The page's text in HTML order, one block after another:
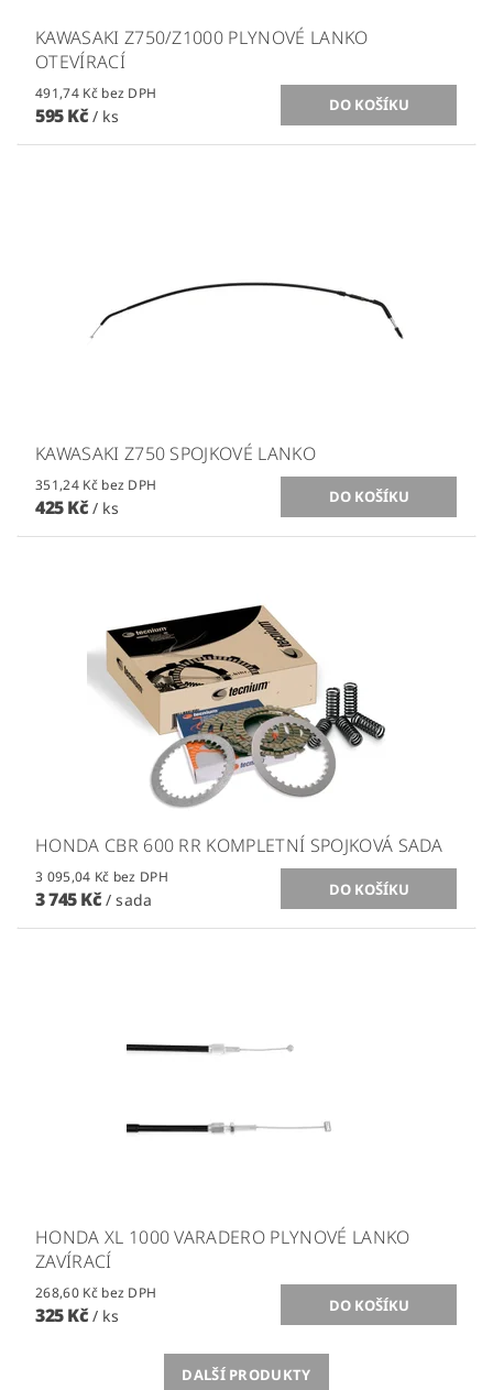
KAWASAKI Z750/Z1000 PLYNOVÉ LANKO
OTEVÍRACÍ
491,74 Kč bez DPH
595 Kč / ks
KAWASAKI Z750 SPOJKOVÉ LANKO
351,24 Kč bez DPH
425 Kč / ks
HONDA CBR 600 RR KOMPLETNÍ SPOJKOVÁ SADA
3 095,04 Kč bez DPH
3 745 Kč / sada
HONDA XL 1000 VARADERO PLYNOVÉ LANKO
ZAVÍRACÍ
268,60 Kč bez DPH
325 Kč / ks
DALŠÍ PRODUKTY